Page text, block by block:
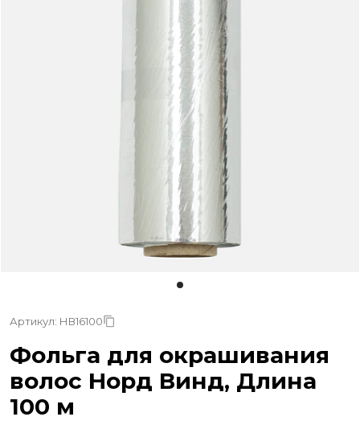
Артикул: НВ16100
Фольга для окрашивания
волос Норд Винд, Длина
100 м